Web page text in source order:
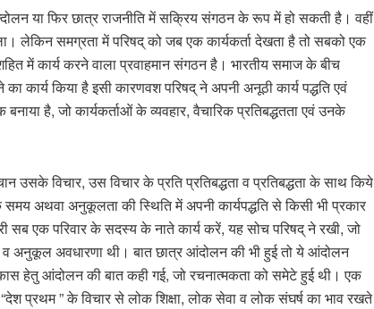
या फिर छात्र राजनीति में सक्रिय संगठन के रूप में हो सकती है। वहीं
लेकिन समग्रता में परिषद् को जब एक कार्यकर्ता देखता है तो सबको एक
में कार्य करने वाला प्रवाहमान संगठन है। भारतीय समाज के बीच
कार्य किया है इसी कारणवश परिषद् ने अपनी अनूठी कार्य पद्धति एवं
है, जो कार्यकर्ताओं के व्यवहार, वैचारिक प्रतिबद्धतता एवं उनके
विचार, उस विचार के प्रति प्रतिबद्धता व प्रतिबद्धता के साथ किये
समय अथवा अनुकूलता की स्थिति में अपनी कार्यपद्धति से किसी भी प्रकार
सब एक परिवार के सदस्य के नाते कार्य करें, यह सोच परिषद् ने रखी, जो
व अनुकूल अवधारणा थी। बात छात्र आंदोलन की भी हुई तो ये आंदोलन
हेतु आंदोलन की बात कही गई, जो रचनात्मकता को समेटे हुई थी। एक
“देश प्रथम ” के विचार से लोक शिक्षा, लोक सेवा व लोक संघर्ष का भाव रखते